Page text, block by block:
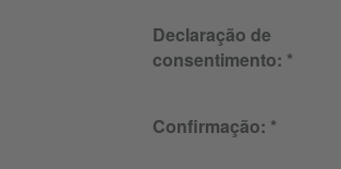
Declaração de
consentimento:
Confirmação: